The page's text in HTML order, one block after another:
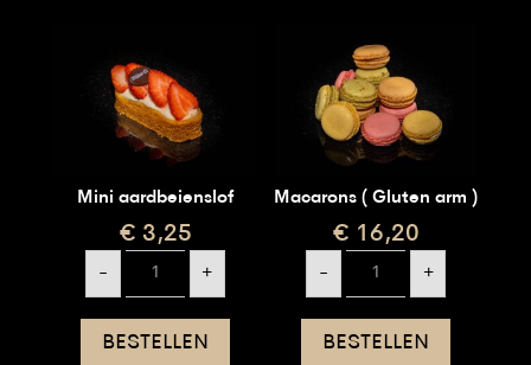
Mini aardbeienslof
€ 3,25
-
aardbeienslof
aantal
+
BESTELLEN
Macarons ( Gluten arm )
€ 16,20
-
Gluten
arm
)
aantal
+
BESTELLEN